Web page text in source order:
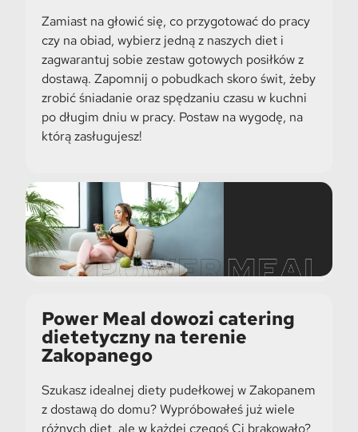
Zamiast na głowić się, co przygotować do pracy
czy na obiad, wybierz jedną z naszych diet i
zagwarantuj sobie zestaw gotowych posiłków z
dostawą. Zapomnij o pobudkach skoro świt, żeby
zrobić śniadanie oraz spędzaniu czasu w kuchni
po długim dniu w pracy. Postaw na wygodę, na
którą zasługujesz!
Power Meal dowozi catering
dietetyczny na terenie
Zakopanego
Szukasz idealnej diety pudełkowej w Zakopanem
z dostawą do domu? Wypróbowałeś już wiele
różnych diet, ale w każdej czegoś Ci brakowało?